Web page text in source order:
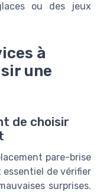
ou des jeux
à
une
de choisir
pare-brise
essentiel de vérifier
surprises.